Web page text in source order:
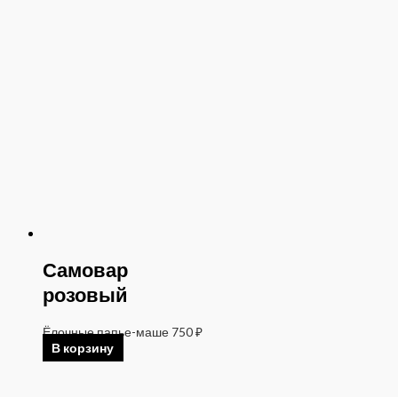
Самовар
розовый
Ёлочные папье-маше 750₽
В корзину